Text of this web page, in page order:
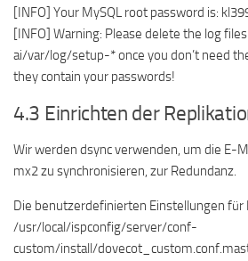
[INFO] Your MySQL root password is:
[INFO] Warning: Please delete the log
ai/var/log/setup-* once you don’t need
they contain your passwords!
4.3 Einrichten der
Wir werden dsync verwenden, um die E-
mx2 zu synchronisieren, zur Redundanz.
Die benutzerdefinierten Einstellungen für
/usr/local/ispconfig/server/conf-
custom/install/